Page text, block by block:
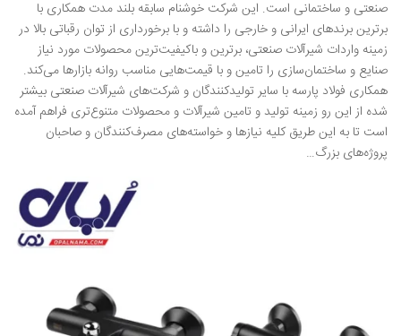
صنعتی و ساختمانی است. این شرکت خوشنام سابقه بلند مدت همکاری با
برترین برندهای ایرانی و خارجی را داشته و با برخورداری از توان رقباتی بالا در
زمینه واردات شیرآلات صنعتی، برترین و باکیفیت‌ترین محصولات مورد نیاز
صنایع و ساختمان‌سازی را تامین و با قیمت‌هایی مناسب روانه بازارها می‌کند.
همکاری فولاد پارسه با سایر تولیدکنندگان و شرکت‌های شیرآلات صنعتی بیشتر
شده از این رو زمینه‌ تولید و تامین شیرآلات و محصولات متنوع‌تری فراهم آمده
است تا به این طریق کلیه نیازها و خواسته‌های مصرف‌کنندگان و صاحبان
پروژه‌های بزرگ…